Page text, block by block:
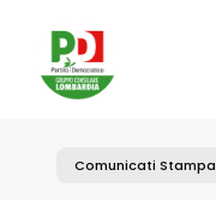
content
Comunicati Stampa